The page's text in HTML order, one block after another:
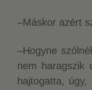
–Máskor azért
–Hogyne
nem haragszik
hajtogatta,